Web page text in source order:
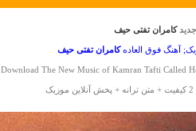
کامران تفتی حیف
آهنگ فوق العادهکامران تفتی حیف
Download The New Music of Kamran Tafti Called